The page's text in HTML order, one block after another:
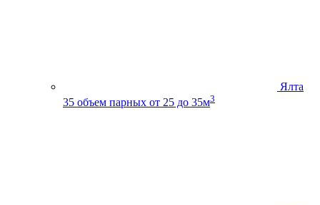
Ялта
35 объем парных от 25 до 35м3